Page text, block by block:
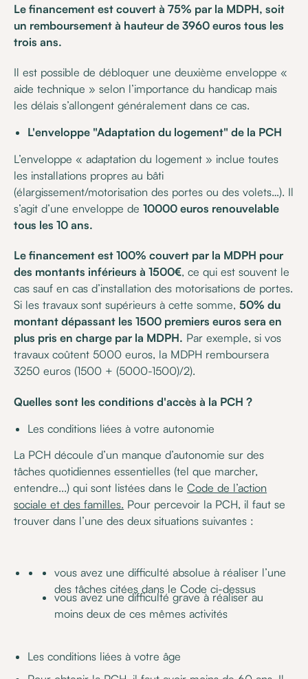
Le financement est couvert à 75% par la MDPH, soit
un remboursement à hauteur de 3960 euros tous les
trois ans.
Il est possible de débloquer une deuxième enveloppe «
aide technique » selon l’importance du handicap mais
les délais s’allongent généralement dans ce cas.
L'enveloppe "Adaptation du logement" de la PCH
L’enveloppe « adaptation du logement » inclue toutes
les installations propres au bâti
(élargissement/motorisation des portes ou des volets…). Il
s’agit d’une enveloppe de10000 euros renouvelable
tous les 10 ans.
Le financement est 100% couvert par la MDPH pour
des montants inférieurs à 1500€, ce qui est souvent le
cas sauf en cas d’installation des motorisations de portes.
Si les travaux sont supérieurs à cette somme,50% du
montant dépassant les 1500 premiers euros sera en
plus pris en charge par la MDPH. Par exemple, si vos
travaux coûtent 5000 euros, la MDPH remboursera
3250 euros (1500 + (5000-1500)/2).
Quelles sont les conditions d'accès à la PCH ?
Les conditions liées à votre autonomie
La PCH découle d’un manque d’autonomie sur des
tâches quotidiennes essentielles (tel que marcher,
entendre...) qui sont listées dans leCode de l’action
sociale et des familles. Pour percevoir la PCH, il faut se
trouver dans l’une des deux situations suivantes :
vous avez une difficulté absolue à réaliser l’une
des tâches citées dans le Code ci-dessus
vous avez une difficulté grave à réaliser au
moins deux de ces mêmes activités
Les conditions liées à votre âge